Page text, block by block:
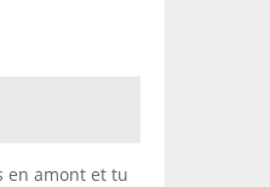
en amont et tu